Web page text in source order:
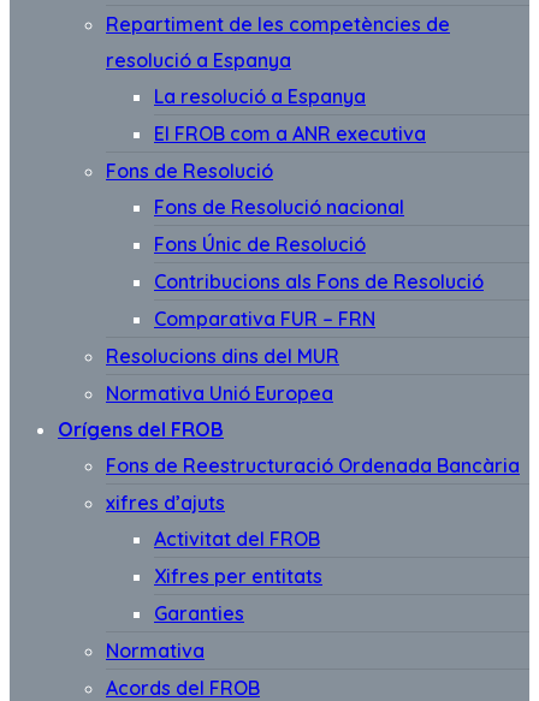
Repartiment de les competències de
resolució a Espanya
La resolució a Espanya
El FROB com a ANR executiva
Fons de Resolució
Fons de Resolució nacional
Fons Únic de Resolució
Contribucions als Fons de Resolució
Comparativa FUR – FRN
Resolucions dins del MUR
Normativa Unió Europea
Orígens del FROB
Fons de Reestructuració Ordenada Bancària
xifres d’ajuts
Activitat del FROB
Xifres per entitats
Garanties
Normativa
Acords del FROB